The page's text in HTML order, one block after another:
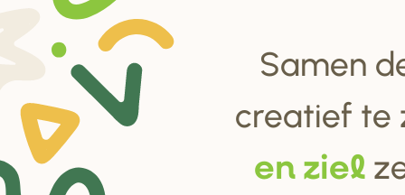
Samen
creatief te
en ziel